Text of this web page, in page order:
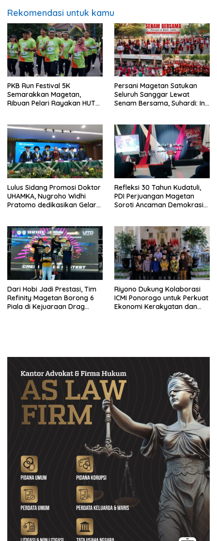
Rekomendasi untuk kamu
PKB Run Festival 5K
Semarakkan Magetan,
Ribuan Pelari Rayakan HUT
Persani Magetan Satukan
Seluruh Sanggar Lewat
Senam Bersama, Suhardi: Ini
Lulus Sidang Promosi Doktor
UHAMKA, Nugroho Widhi
Pratomo dedikasikan Gelar
Refleksi 30 Tahun Kudatuli,
PDI Perjuangan Magetan
Soroti Ancaman Demokrasi
Dari Hobi Jadi Prestasi, Tim
Refinity Magetan Borong 6
Piala di Kejuaraan Drag
Riyono Dukung Kolaborasi
ICMI Ponorogo untuk Perkuat
Ekonomi Kerakyatan dan